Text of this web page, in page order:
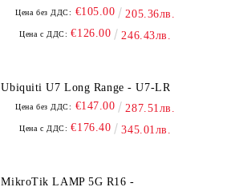
Цена без ДДС: €105.00 205.36лв.
Цена с ДДС: €126.00 246.43лв.
Ubiquiti U7 Long Range - U7-LR
Цена без ДДС: €147.00 287.51лв.
Цена с ДДС: €176.40 345.01лв.
MikroTik LAMP 5G R16 -